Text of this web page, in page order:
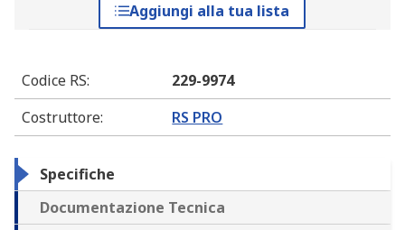
Aggiungi alla tua lista
Codice RS:
229-9974
Costruttore: RS PRO
Specifiche
Documentazione Tecnica